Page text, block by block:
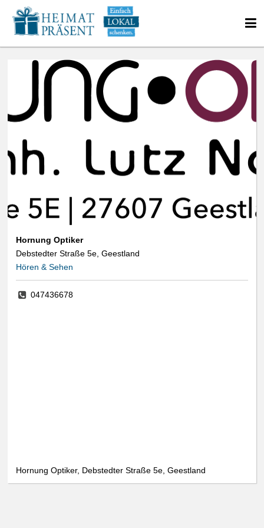
Hornung Optiker
Debstedter Straße 5e, Geestland
Hören & Sehen
047436678
Hornung Optiker, Debstedter Straße 5e, Geestland